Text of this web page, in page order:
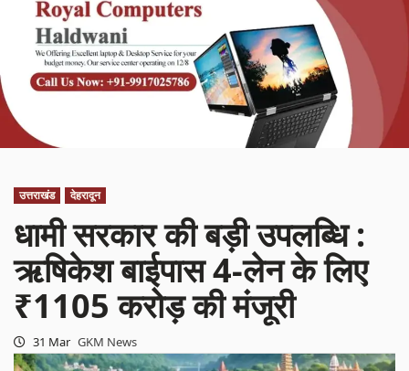
उत्तराखंड देहरादून
धामी सरकार की बड़ी उपलब्धि :
ऋषिकेश बाईपास 4-लेन के लिए
₹1105 करोड़ की मंजूरी
31 Mar GKM News